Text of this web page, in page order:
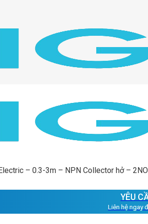
– 0.3-3m – NPN Collector hở – 2NO
YÊU
Liên hệ ngay